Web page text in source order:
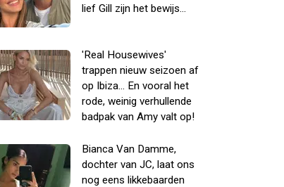
lief Gill zijn het bewijs...
'Real Housewives'
trappen nieuw seizoen af
op Ibiza... En vooral het
rode, weinig verhullende
badpak van Amy valt op!
Bianca Van Damme,
dochter van JC, laat ons
nog eens likkebaarden